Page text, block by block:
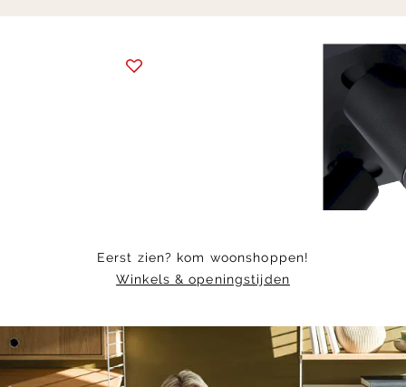
Eerst zien? kom woonshoppen!
Winkels & openingstijden